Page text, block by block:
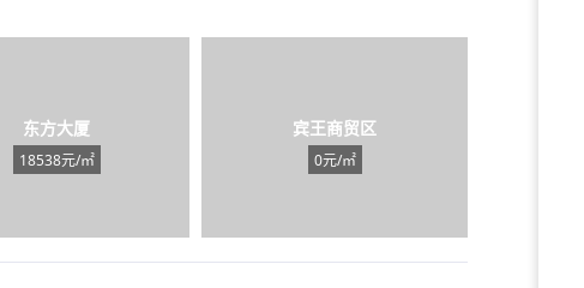
东方大厦
18538元/㎡
宾王商贸区
0元/㎡